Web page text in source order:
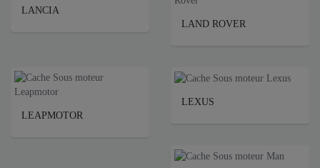
LANCIA
LAND ROVER
LEAPMOTOR
LEXUS